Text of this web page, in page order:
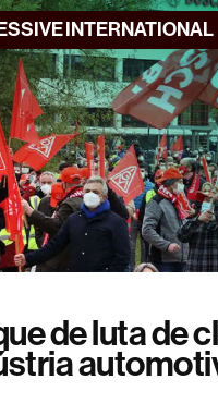
INTERNATIONAL
de luta de